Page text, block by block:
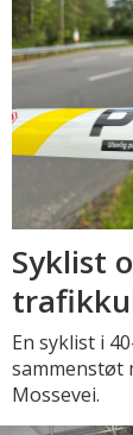
Syklist
En syklist i
sammenstøt
Mossevei.